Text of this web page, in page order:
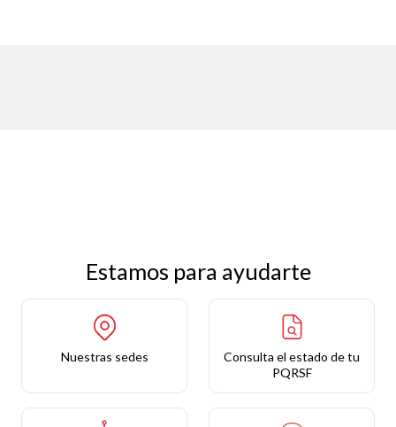
Estamos para ayudarte
Nuestras sedes
Consulta el estado de tu
PQRSF